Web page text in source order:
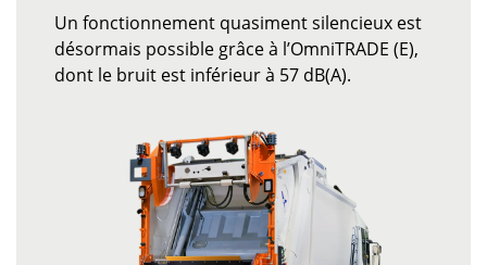
Un fonctionnement quasiment silencieux est
désormais possible grâce à l’OmniTRADE (E),
dont le bruit est inférieur à 57 dB(A).